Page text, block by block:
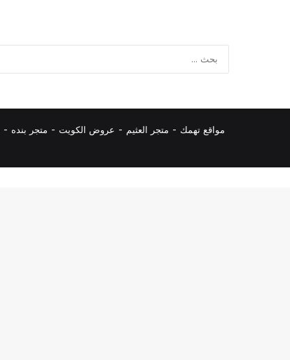
مواقع تهمك - متجر العثيم - عروض الكويت - متجر بنده -